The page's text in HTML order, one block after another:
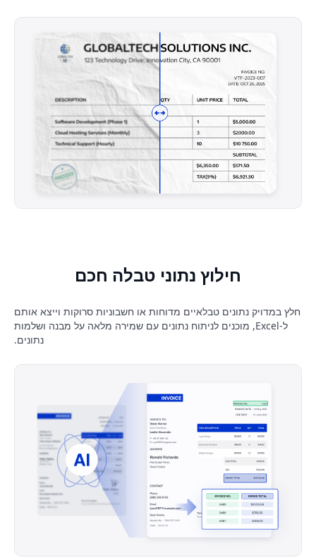
חילוץ נתוני טבלה חכם
חלץ במדויק נתונים טבלאיים מדוחות או חשבוניות סרוקות וייצא אותם
ל-Excel, מוכנים לניתוח נתונים עם שמירה מלאה על מבנה ושלמות
נתונים.